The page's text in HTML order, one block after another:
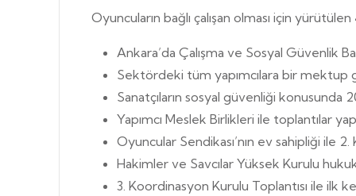
Oyuncuların bağlı çalışan olması için yürütülen
Ankara’da Çalışma ve Sosyal Güvenlik
Sektördeki tüm yapımcılara bir mektup
Sanatçıların sosyal güvenliği konusunda
Yapımcı Meslek Birlikleri ile toplantılar
Oyuncular Sendikası’nın ev sahipliği ile
Hakimler ve Savcılar Yüksek Kurulu
3. Koordinasyon Kurulu Toplantısı ile ilk